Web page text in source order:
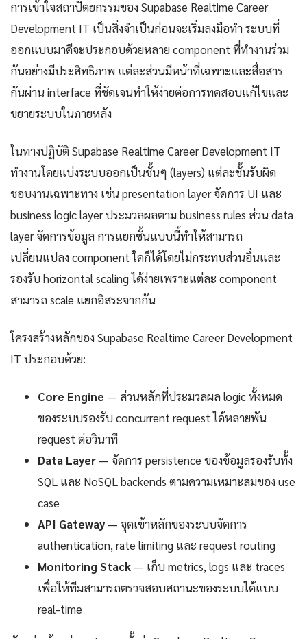
การเข้าใจสถาปัตยกรรมของ Supabase Realtime Career
Development IT เป็นสิ่งจำเป็นก่อนจะเริ่มลงมือทำ ระบบที่
ออกแบบมาดีจะประกอบด้วยหลาย component ที่ทำงานร่วม
กันอย่างมีประสิทธิภาพ แต่ละส่วนมีหน้าที่เฉพาะและสื่อสาร
กันผ่าน interface ที่ชัดเจนทำให้ง่ายต่อการทดสอบแก้ไขและ
ขยายระบบในภายหลัง
ในทางปฏิบัติ Supabase Realtime Career Development IT
ทำงานโดยแบ่งระบบออกเป็นชั้นๆ (layers) แต่ละชั้นรับผิด
ชอบงานเฉพาะทาง เช่น presentation layer จัดการ UI และ
business logic layer ประมวลผลตาม business rules ส่วน data
layer จัดการข้อมูล การแยกชั้นแบบนี้ทำให้สามารถ
เปลี่ยนแปลง component ใดก็ได้โดยไม่กระทบส่วนอื่นและ
รองรับ horizontal scaling ได้ง่ายเพราะแต่ละ component
สามารถ scale แยกอิสระจากกัน
โครงสร้างหลักของ Supabase Realtime Career Development
IT ประกอบด้วย:
Core Engine — ส่วนหลักที่ประมวลผล logic ทั้งหมด
ของระบบรองรับ concurrent request ได้หลายพัน
request ต่อวินาที
Data Layer — จัดการ persistence ของข้อมูลรองรับทั้ง
SQL และ NoSQL backends ตามความเหมาะสมของ use
case
API Gateway — จุดเข้าหลักของระบบจัดการ
authentication, rate limiting และ request routing
Monitoring Stack — เก็บ metrics, logs และ traces
เพื่อให้ทีมสามารถตรวจสอบสถานะของระบบได้แบบ
real-time